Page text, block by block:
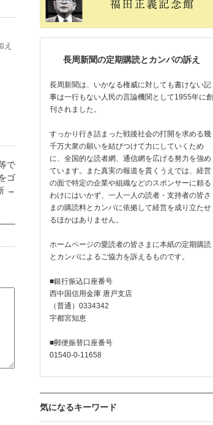
え
で
ゴ
→
長周新聞の定期購読とカンパの訴え
長周新聞は、いかなる権威に対しても書けない記
事は一行もない人民の言論機関として1955年に創
刊されました。
すっかり行き詰まった戦後社会の打開を求める幾
千万大衆の願いを結びつけて力にしていくため
に、全国的な読者網、通信網を広げる努力を強め
ています。また真実の報道を貫くうえでは、経営
の面で特定の企業や組織などのスポンサーに頼る
わけにはいかず、一人一人の読者・支持者の皆さ
まの購読料とカンパに依拠して経営を成り立たせ
るほかはありません。
ホームページの愛読者の皆さまに本紙の定期購読
とカンパによるご協力を訴えるものです。
■銀行振込口座番号
西中国信用金庫 唐戸支店
（普通）0334342
宇都宮知恵
■郵便振替口座番号
01540-0-11658
気になるキーワード